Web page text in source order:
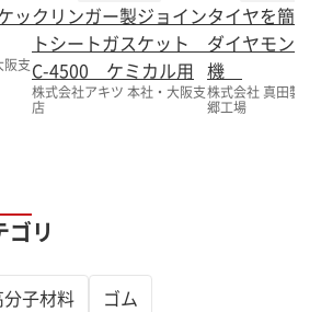
ッ
阪支
クリンガー製ジョイン
トシートガスケット
C-4500 ケミカル用
株式会社アキツ 本社・大阪支
店
タイヤを簡単
ダイヤモンド
機
株式会社 真田製作
郷工場
ゴリ
分子材料 ゴム